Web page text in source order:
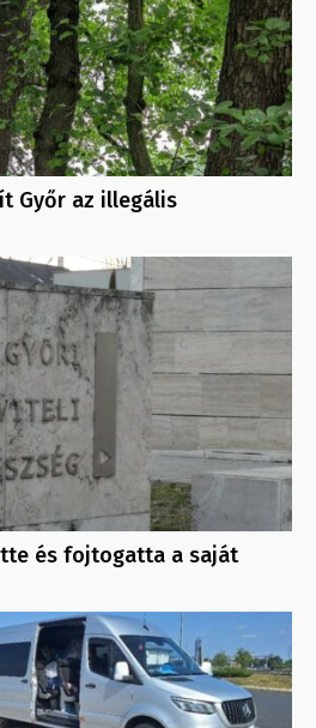
Győr az illegális
és fojtogatta a saját